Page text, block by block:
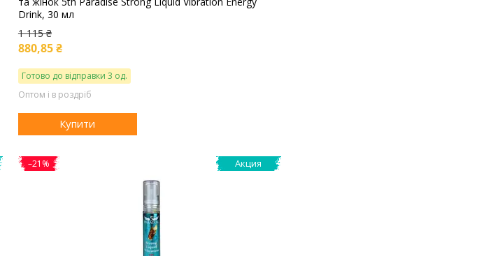
Drink, 30 мл
1 115 ₴
880,85 ₴
Готово до відправки 3 од.
Оптом і в роздріб
Купити
–21% Акция